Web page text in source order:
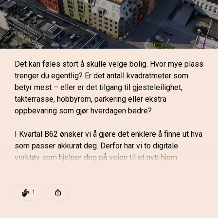
En kompaktbolig handler ikke om å ofre noe. Det
handler om å velge smartere.
gjennomtenkt planløsning med plass til det du faktisk
trenger – uten at du betaler for kvadratmeter du ikke
bruker.
For deg som vil forenkle livet, betyr det mindre å
betyr noe. Et hjem som gjør hverdagen enklere, uten at
du må gi slipp på komforten.
Det kan føles stort å skulle velge bolig. Hvor mye plass
trenger du egentlig? Er det antall kvadratmeter som
betyr mest – eller er det tilgang til gjesteleilighet,
takterrasse, hobbyrom, parkering eller ekstra
oppbevaring som gjør hverdagen bedre?
I Kvartal B62 ønsker vi å gjøre det enklere å finne ut hva
som passer akkurat deg. Derfor har vi to digitale
verktøy som hjelper deg på veien til et nytt hjem.
Først: Hva er viktigst for deg i et
DEN POSTEN HAR
1